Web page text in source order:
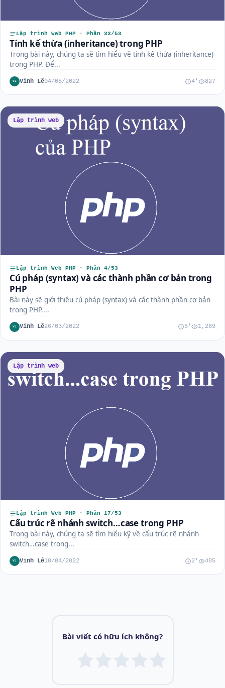
Lập trình Web PHP · Phần 33/53
Tính kế thừa (inheritance) trong PHP
Trong bài này, chúng ta sẽ tìm hiểu về tính kế thừa (inheritance)
trong PHP. Để...
VL Vinh Lê04/05/2022 4' 827
Lập trình web
Lập trình Web PHP · Phần 4/53
Cú pháp (syntax) và các thành phần cơ bản trong
PHP
Bài này sẽ giới thiệu cú pháp (syntax) và các thành phần cơ bản
trong PHP....
VL Vinh Lê26/03/2022 5' 1,269
Lập trình web
Lập trình Web PHP · Phần 17/53
Cấu trúc rẽ nhánh switch…case trong PHP
Trong bài này, chúng ta sẽ tìm hiểu kỹ về cấu trúc rẽ nhánh
switch…case trong...
VL Vinh Lê10/04/2022 2' 485
Bài viết có hữu ích không?